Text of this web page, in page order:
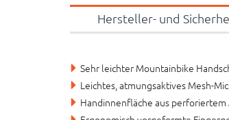
Hersteller- und
Sehr leichter Mountainbike
Leichtes, atmungsaktives Mesh-
Handinnenfläche aus perforiertem